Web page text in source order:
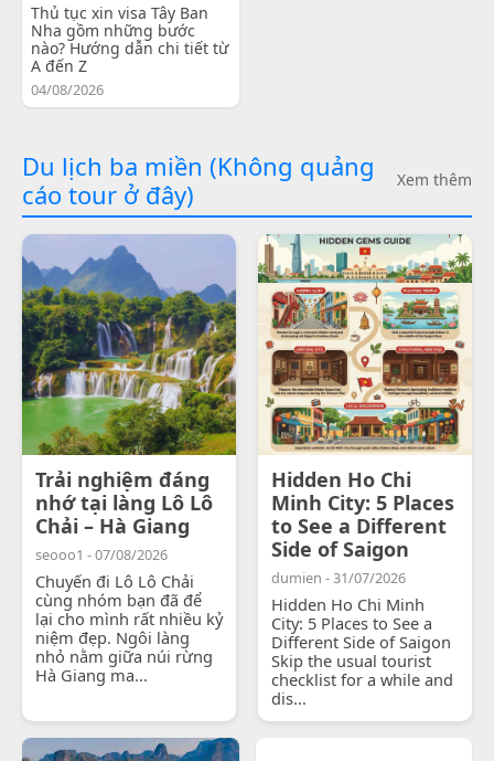
Thủ tục xin visa Tây Ban
Nha gồm những bước
nào? Hướng dẫn chi tiết từ
A đến Z
04/08/2026
Du lịch ba miền (Không quảng
cáo tour ở đây)
Xem thêm
Trải nghiệm đáng
nhớ tại làng Lô Lô
Chải – Hà Giang
seooo1 - 07/08/2026
Chuyến đi Lô Lô Chải
cùng nhóm bạn đã để
lại cho mình rất nhiều kỷ
niệm đẹp. Ngôi làng
nhỏ nằm giữa núi rừng
Hà Giang ma...
Hidden Ho Chi
Minh City: 5 Places
to See a Different
Side of Saigon
dumien - 31/07/2026
Hidden Ho Chi Minh
City: 5 Places to See a
Different Side of Saigon
Skip the usual tourist
checklist for a while and
dis...